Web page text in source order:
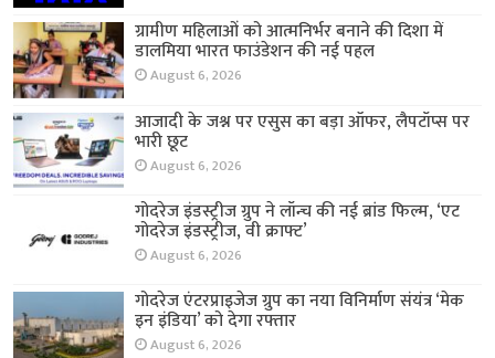
ग्रामीण महिलाओं को आत्मनिर्भर बनाने की दिशा में
डालमिया भारत फाउंडेशन की नई पहल
August 6, 2026
आजादी के जश्न पर एसुस का बड़ा ऑफर, लैपटॉप्स पर
भारी छूट
August 6, 2026
गोदरेज इंडस्ट्रीज ग्रुप ने लॉन्च की नई ब्रांड फिल्म, ‘एट
गोदरेज इंडस्ट्रीज, वी क्राफ्ट’
August 6, 2026
गोदरेज एंटरप्राइजेज ग्रुप का नया विनिर्माण संयंत्र ‘मेक
इन इंडिया’ को देगा रफ्तार
August 6, 2026